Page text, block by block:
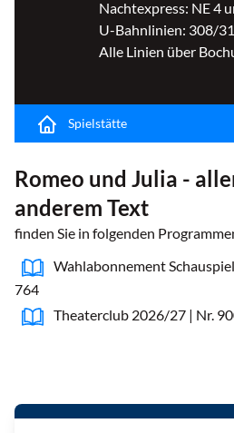
Nachtexpress: NE 4
U-Bahnlinien: 308/
Alle Linien über
Spielstätte
Romeo und Julia -
anderem Text
finden Sie in folgenden
Wahlabonnement
764
Theaterclub 2026/27 | Nr.